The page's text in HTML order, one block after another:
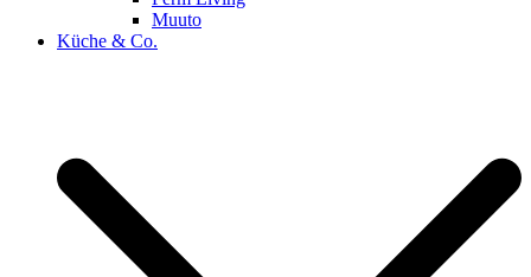
Muuto
Küche & Co.